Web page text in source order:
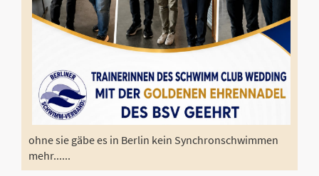
ohne sie gäbe es in Berlin kein Synchronschwimmen
mehr......